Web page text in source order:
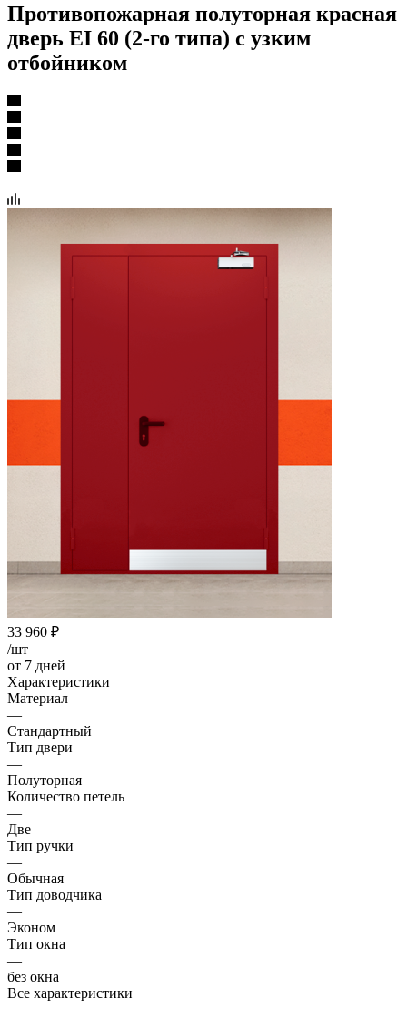
Противопожарная полуторная красная
дверь EI 60 (2-го типа) с узким
отбойником
33 960 ₽
/шт
от 7 дней
Характеристики
Материал
—
Стандартный
Тип двери
—
Полуторная
Количество петель
—
Две
Тип ручки
—
Обычная
Тип доводчика
—
Эконом
Тип окна
—
без окна
Все характеристики